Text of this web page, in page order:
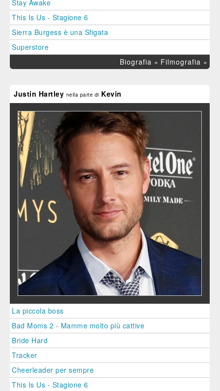
Stay Awake
This Is Us - Stagione 6
Sierra Burgess è una Sfigata
Superstore
Biografia » Filmografia »
Justin Hartley nella parte di Kevin
La piccola boss
Bad Moms 2 - Mamme molto più cattive
Bride Hard
Tracker
Cheerleader per sempre
This Is Us - Stagione 6